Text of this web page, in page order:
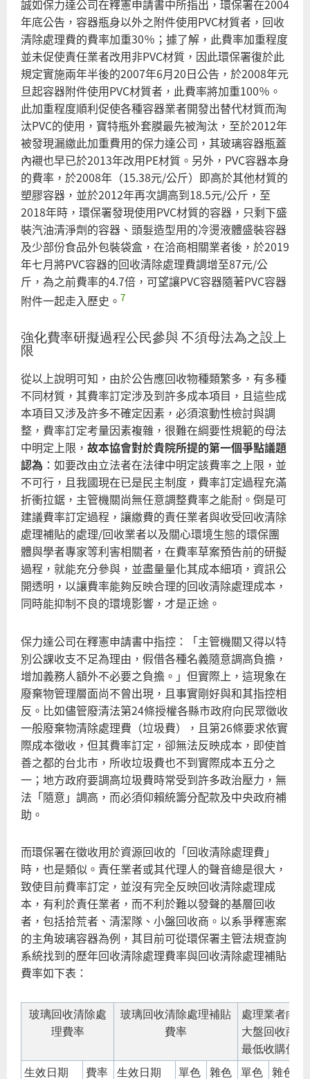
誠如保力達公司在釋憲申請書中所指出，環保署在2004
年底公告，容器瓶身以外之附件使用PVC材質者，回收
清除處理費的費率加重30％；據了解，此費率加重程度
並未促使責任業者改用非PVC材質，因此環保署復於此
規定實施兩年半後的2007年6月20日公告，於2008年元
旦起容器附件使用PVC材質者，此費率將加重100％。
此加重程度順利促使各種容器業者開發出替代材質而淘
汰PVC的使用，寶特瓶外套膜最先被淘汰，至於2012年
被發現漏繳此加重費用的保力達公司，其玻璃容器瓶蓋
內襯也早已於2013年改用PE材質。另外，PVC容器本身
的費率，於2008年（15.38元/公斤）即高於其他材質的
塑膠容器，並於2012年再次調高到18.5元/公斤，至
2018年時，環保署發現使用PVC材質的容器，只剩下盛
裝汽油清淨劑的容器、頭髮造型用的冷燙液體盛裝容器
及少部份食品外包裝袋盒，在洽商相關業者後，於2019
年七月將PVC容器的回收清除處理費調增至87元/公
斤，為之前費率的4.7倍，可望讓PVC容器隨著PVC容器
附件一起走入歷史。 7
強化費率研擬過程公民參與 不須母法為之設上
限
從以上說明可知，由於公告應回收物種類繁多，有多種
不同材質，其費率訂定涉及到許多成本項目，且這些成
本項目又涉及許多不確定因素，必須滾動性檢討與調
整，費率訂定考量因素複雜，很難在綱要性規範的母法
中明定上限， 故本協會對於貴院所提的第一個爭點議題
認為 ：如要改由立法者在法律中明定該費率之上限，並
不可行，且我國現在已是民主制度，費率訂定過程充滿
折衝拉鋸，主管機關尚無任意調整費率之能耐。倒是可
建議費率訂定過程，讓繳費的責任業者與收受回收清除
處理補貼的處理/回收業者以及關心環境生態的環保團
體與學者專家等利害相關者，在費率草案預告前的研擬
過程，就能充分參與，並盡量量化其成本細項，資訊公
開透明，以讓費率能夠反映合理的回收清除處理成本，
同時能抑制不良的環境影響，才是正途。
保力達公司在釋憲申請書中指控：「主管機關又得以特
別公課收支不足為理由，假借各種名義隨意調高負擔，
增加義務人額外不必要之負擔。」但實際上，這現象在
廢棄物管理層面尚不曾出現，且事實剛好與和其指控相
反。比如儘管廢清法第24條授權各縣市政府向民眾徵收
一般廢棄物清除處理費（垃圾費），且第26條要求依實
際成本徵收，但其費率訂定，卻無法反映成本，即使首
善之都的台北市，所收垃圾費也不到實際成本五分之
一；地方政府要調高垃圾費時常受到許多政治壓力，無
法「隨意」調高，而必須仰賴統籌分配款及中央政府補
助。
而環保署在徵收用於資源回收的「回收清除處理費」
時，也是類似。責任業者或其代理人的聲音總是很大，
致使目前費率訂定，並沒有完全反映回收清除處理成
本，有利於責任業者，而不利於難以發聲的基層回收
者，包括拾荒者、清潔隊、小盤回收商。以系爭釋憲案
的主角玻璃容器為例，其目前可從環保署主管法規查詢
系統找到的歷年回收清除處理費率與回收清除處理補貼
費率如下表：
玻璃回收清除處
理費率
玻璃回收清除處理補貼
費率
處理業者向
大盤回收商
最低收購價
生效日期
費率
生效日期
單色
雜色
單色
雜色